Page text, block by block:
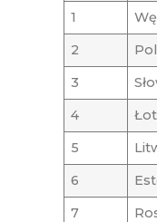
1
2
3
4
5
6
7